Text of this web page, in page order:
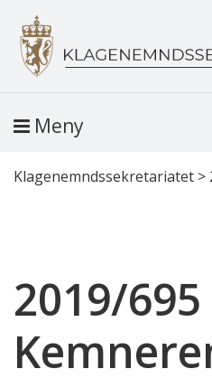
Meny
Klagenemndssekretariatet >
2019/695